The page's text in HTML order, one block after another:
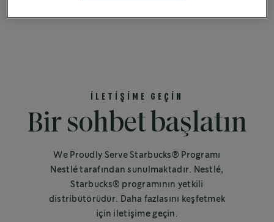
İLETİŞİME GEÇİN
Bir sohbet başlatın
We Proudly Serve Starbucks® Programı
Nestlé tarafından sunulmaktadır. Nestlé,
Starbucks® programının yetkili
distribütörüdür. Daha fazlasını keşfetmek
için iletişime geçin.